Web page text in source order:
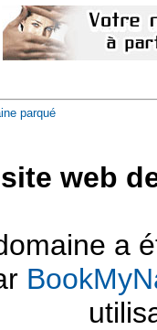
parqué
web
a